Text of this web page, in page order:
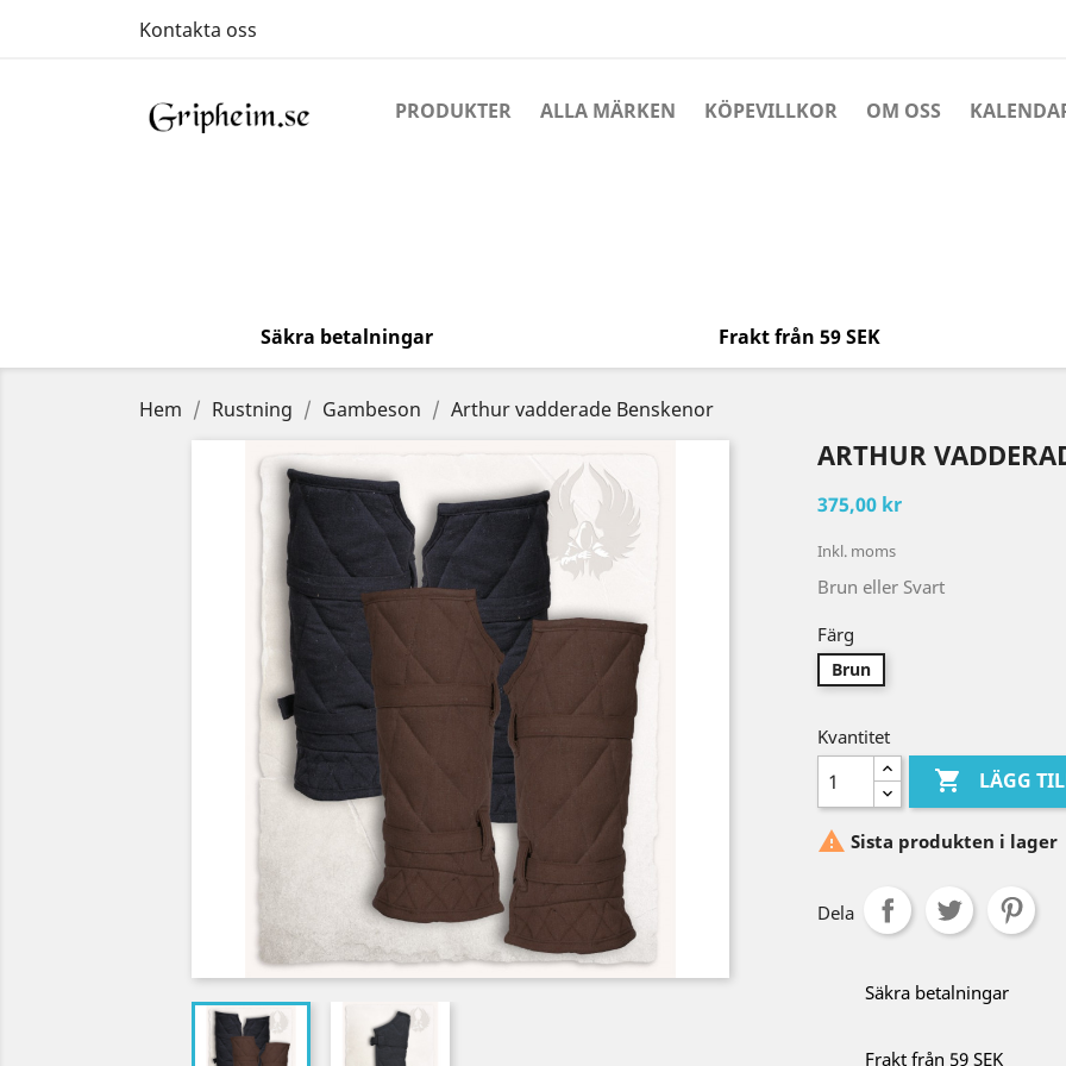
Kontakta oss
PRODUKTER ALLA MÄRKEN KÖPEVILLKOR OM OSS
Säkra betalningar Frakt från 59 SEK
Hem Rustning Gambeson Arthur vadderade Benskenor
ARTHUR
375,00 kr
Inkl. moms
Brun eller Svart
Färg
Brun
Kvantitet
 LÄGG
 Sista produkten i lager
Dela
Säkra betalningar
Frakt från 59 SEK